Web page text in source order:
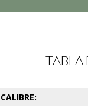
TABLA
CALIBRE: